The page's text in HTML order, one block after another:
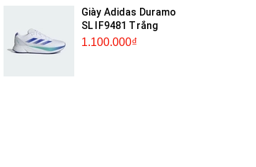
Giày Adidas Duramo
SL IF9481 Trắng
1.100.000₫